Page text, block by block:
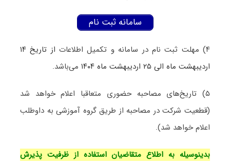
سامانه ثبت نام
۴) مهلت ثبت نام در سامانه و تکمیل اطلاعات
از تاریخ ۱۴
اردیبهشت ماه الی ۲۵ اردیبهشت ماه ۱۴۰۴
می‌باشد.
۵) تاریخ‌های مصاحبه حضوری متعاقبا اعلام خواهد شد
(قطعیت شرکت در مصاحبه از طریق گروه آموزشی به داوطلب
اعلام خواهد شد).
بدینوسیله به اطلاع متقاضیان استفاده از ظرفیت پذیرش